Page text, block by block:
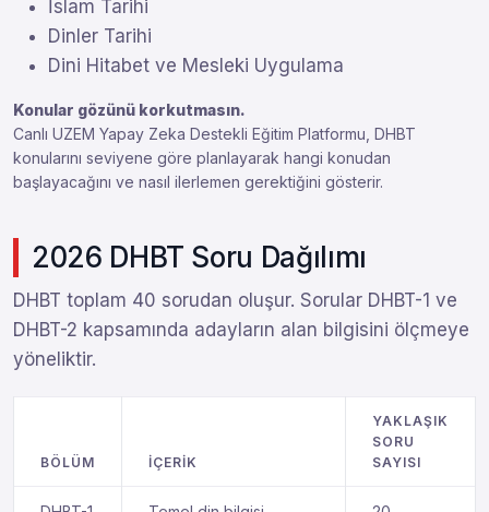
İslam Tarihi
Dinler Tarihi
Dini Hitabet ve Mesleki Uygulama
Konular gözünü korkutmasın.
Canlı UZEM Yapay Zeka Destekli Eğitim Platformu, DHBT
konularını seviyene göre planlayarak hangi konudan
başlayacağını ve nasıl ilerlemen gerektiğini gösterir.
2026 DHBT Soru Dağılımı
DHBT toplam 40 sorudan oluşur. Sorular DHBT-1 ve
DHBT-2 kapsamında adayların alan bilgisini ölçmeye
yöneliktir.
BÖLÜM İÇERIK
YAKLAŞIK
SORU
SAYISI